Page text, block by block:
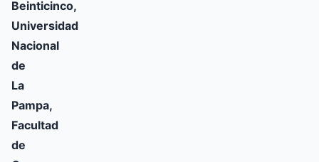
Beinticinco,
Universidad
Nacional
de
La
Pampa,
Facultad
de